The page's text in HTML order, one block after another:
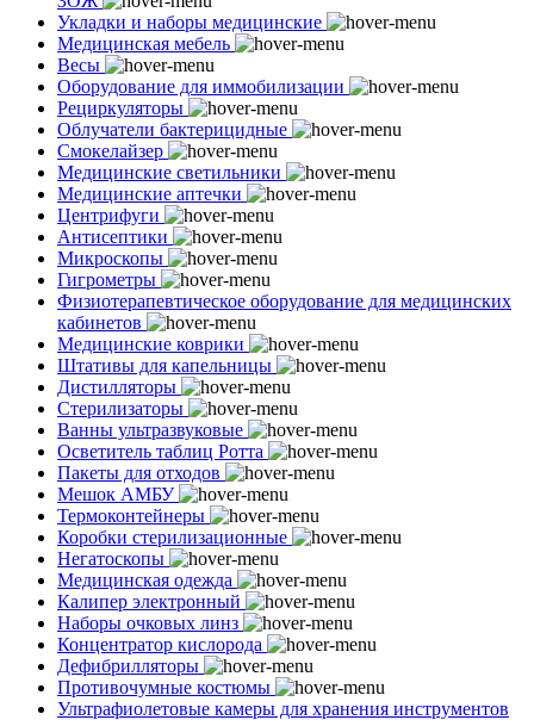
Укладки и наборы медицинские
Медицинская мебель
Весы
Оборудование для иммобилизации
Рециркуляторы
Облучатели бактерицидные
Смокелайзер
Медицинские светильники
Медицинские аптечки
Центрифуги
Антисептики
Микроскопы
Гигрометры
Физиотерапевтическое оборудование для медицинских
кабинетов
Медицинские коврики
Штативы для капельницы
Дистилляторы
Стерилизаторы
Ванны ультразвуковые
Осветитель таблиц Ротта
Пакеты для отходов
Мешок АМБУ
Термоконтейнеры
Коробки стерилизационные
Негатоскопы
Медицинская одежда
Калипер электронный
Наборы очковых линз
Концентратор кислорода
Дефибрилляторы
Противочумные костюмы
Ультрафиолетовые камеры для хранения инструментов